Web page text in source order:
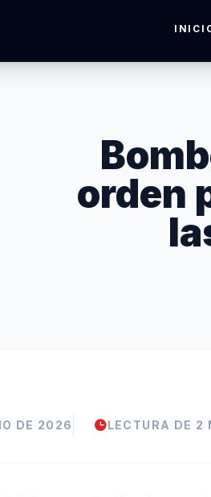
orden
DE 2026 LECTURA DE 2